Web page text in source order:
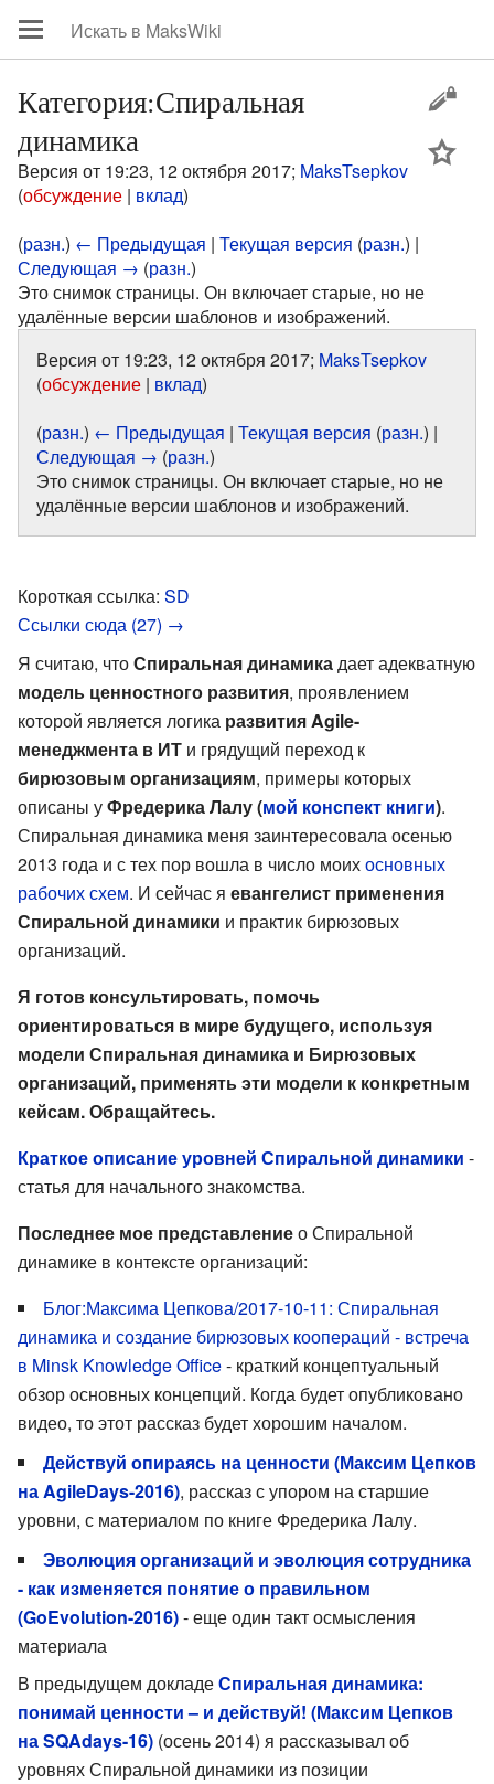
Категория:Спиральная
динамика
Версия от 19:23, 12 октября 2017; MaksTsepkov
(обсуждение | вклад)
(разн.) ← Предыдущая | Текущая версия (разн.) |
Следующая → (разн.)
Это снимок страницы. Он включает старые, но не
удалённые версии шаблонов и изображений.
Версия от 19:23, 12 октября 2017; MaksTsepkov
(обсуждение | вклад)
(разн.) ← Предыдущая | Текущая версия (разн.) |
Следующая → (разн.)
Это снимок страницы. Он включает старые, но не
удалённые версии шаблонов и изображений.
Короткая ссылка: SD
Ссылки сюда (27) →
Я считаю, чтоСпиральная динамикадает адекватную
модель ценностного развития, проявлением
которой является логика развития Agile-
менеджмента в ИТ и грядущий переход к
бирюзовым организациям, примеры которых
описаны уФредерика Лалу (мой конспект книги).
Спиральная динамика меня заинтересовала осенью
2013 года и с тех пор вошла в число моихосновных
рабочих схем. И сейчас я евангелист применения
Спиральной динамики и практик бирюзовых
организаций.
Я готов консультировать, помочь
ориентироваться в мире будущего, используя
модели Спиральная динамика и Бирюзовых
организаций, применять эти модели к конкретным
кейсам. Обращайтесь.
Краткое описание уровней Спиральной динамики -
статья для начального знакомства.
Последнее мое представлениео Спиральной
динамике в контексте организаций:
Блог:Максима Цепкова/2017-10-11: Спиральная
динамика и создание бирюзовых коопераций - встреча
в Minsk Knowledge Office- краткий концептуальный
обзор основных концепций. Когда будет опубликовано
видео, то этот рассказ будет хорошим началом.
Действуй опираясь на ценности (Максим Цепков
на AgileDays-2016), рассказ с упором на старшие
уровни, с материалом по книге Фредерика Лалу.
Эволюция организаций и эволюция сотрудника
- как изменяется понятие о правильном
(GoEvolution-2016)- еще один такт осмысления
материала
В предыдущем докладеСпиральная динамика:
понимай ценности – и действуй! (Максим Цепков
на SQAdays-16) (осень 2014) я рассказывал об
уровнях Спиральной динамики из позиции